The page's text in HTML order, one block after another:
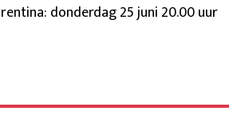
donderdag 25 juni 20.00 uur